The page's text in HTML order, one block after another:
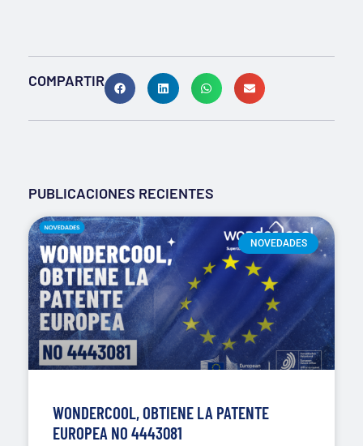
COMPARTIR
PUBLICACIONES RECIENTES
NOVEDADES
WONDERCOOL, OBTIENE LA PATENTE
EUROPEA NO 4443081